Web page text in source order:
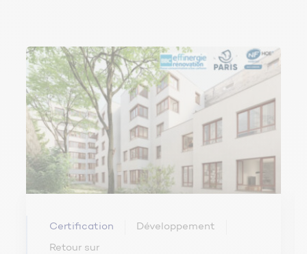
Certification Développement
Retour sur